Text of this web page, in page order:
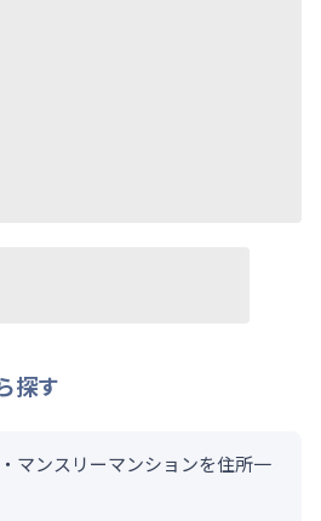
探す
マンスリーマンションを住所一